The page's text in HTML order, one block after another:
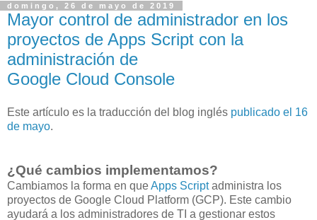
domingo, 26 de mayo de 2019
Mayor control de administrador en los
proyectos de Apps Script con la
administración de
Google Cloud Console
Este artículo es la traducción del blog inglés publicado el 16
de mayo.
¿Qué cambios implementamos?
Cambiamos la forma en queApps Scriptadministra los
proyectos de Google Cloud Platform (GCP). Este cambio
ayudará a los administradores de TI a gestionar estos